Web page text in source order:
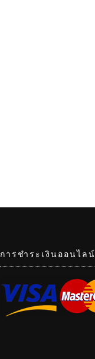
การชำระเงินออนไลน์